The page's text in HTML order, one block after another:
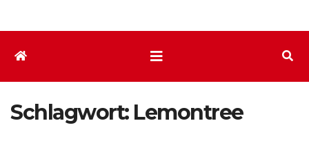
Schlagwort: Lemontree